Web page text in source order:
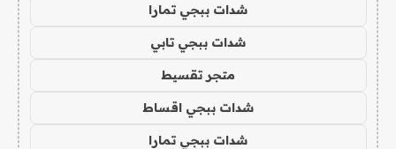
شدات ببجي تمارا
شدات ببجي تابي
متجر تقسيط
شدات ببجي اقساط
شدات ببجي تمارا